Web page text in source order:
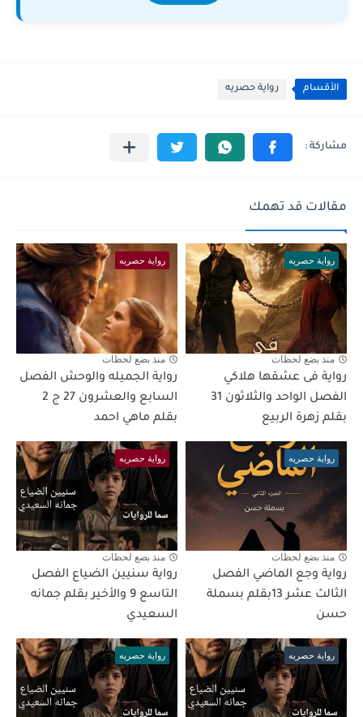
الأقسام رواية حصريه
مقالات قد تهمك
رواية حصريه
منذ بضع لحظات
رواية فى عشقها هلاكي
الفصل الواحد والثلاثون 31
بقلم زهرة الربيع
رواية حصريه
منذ بضع لحظات
رواية الجميله والوحش الفصل
السابع والعشرون 27 ج 2
بقلم ماهي احمد
رواية حصريه
منذ بضع لحظات
رواية وجع الماضي الفصل
الثالث عشر 13بقلم بسملة
حسن
رواية حصريه
منذ بضع لحظات
رواية سنيين الضياع الفصل
التاسع 9 والأخير بقلم جمانه
السعيدي
رواية حصريه رواية حصريه